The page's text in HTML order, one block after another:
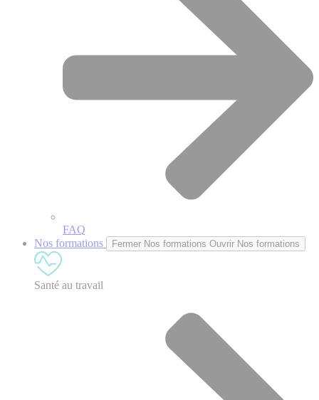
FAQ
Nos formations
Fermer Nos formations Ouvrir Nos formations
Santé au travail